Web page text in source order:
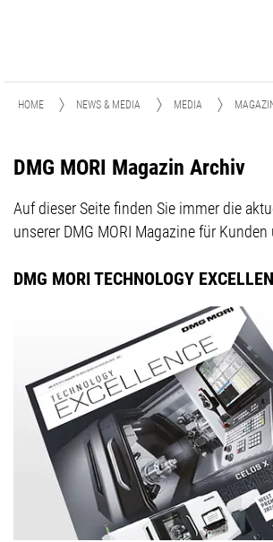
HOME NEWS & MEDIA MEDIA
DMG MORI Magazin Archiv
Auf dieser Seite finden Sie immer die
unserer DMG MORI Magazine für
DMG MORI TECHNOLOGY